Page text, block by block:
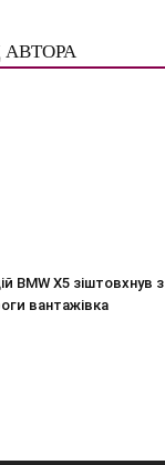
АВТОРА
BMW X5 зіштовхнув з
вантажівка